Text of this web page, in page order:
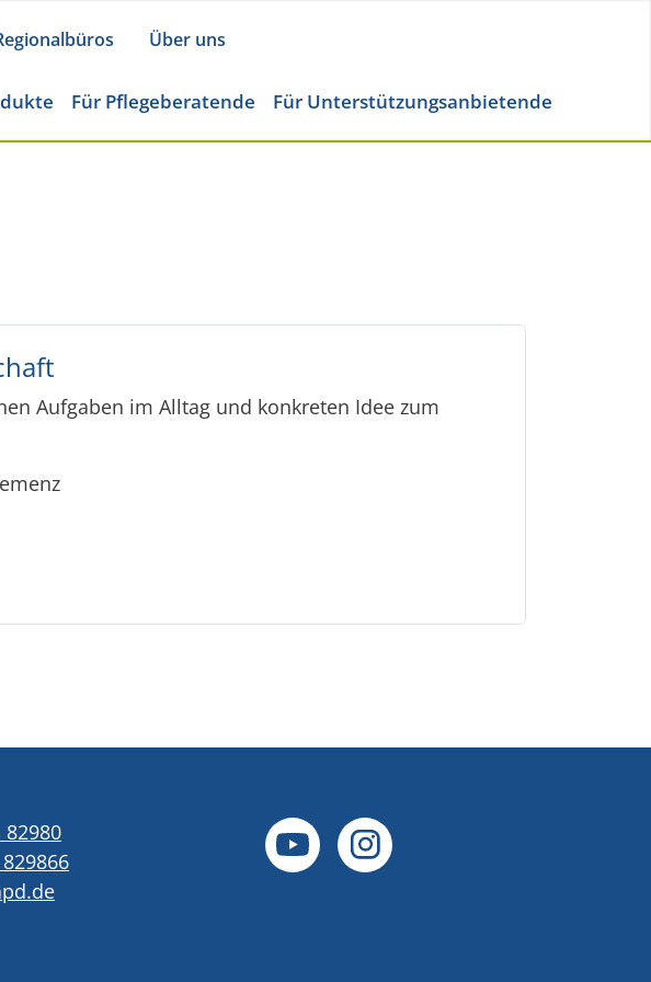
Über uns
Für Pflegeberatende Für Unterstützungsanbietende
Aufgaben im Alltag und konkreten Idee zum
82980